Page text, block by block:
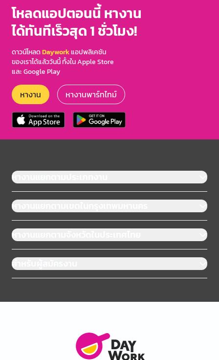
โหลดแอปตอนนี้ หางาน
ได้ทันทีเร็วสุด 1 ชั่วโมง!
ดาวน์โหลดDayworkแอปพลิเคชัน
ของเราได้แล้ววันนี้ ทั้งใน Apple Store
และ Google Play
หางาน หางานพาร์ทไทม์
หางานแยกตามประเภทงาน
หางานแยกตามเขตในกรุงเทพมหานคร
หางานแยกตามจังหวัดในประเทศไทย
สำหรับผู้สมัครงาน